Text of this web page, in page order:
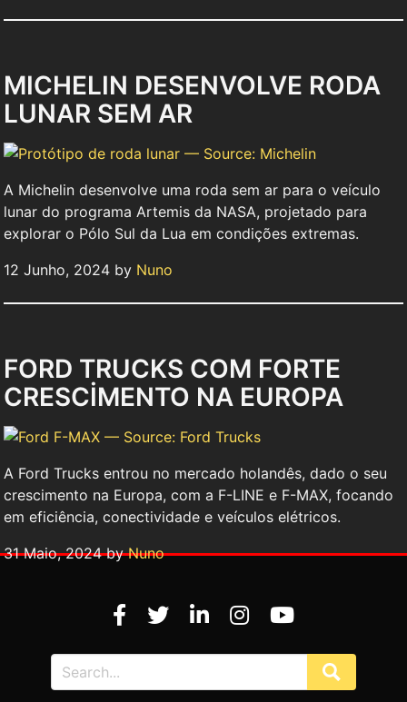
MICHELIN DESENVOLVE RODA
LUNAR SEM AR
A Michelin desenvolve uma roda sem ar para o veículo
lunar do programa Artemis da NASA, projetado para
explorar o Pólo Sul da Lua em condições extremas.
12 Junho, 2024 by Nuno
FORD TRUCKS COM FORTE
CRESCİMENTO NA EUROPA
A Ford Trucks entrou no mercado holandês, dado o seu
crescimento na Europa, com a F-LINE e F-MAX, focando
em eficiência, conectividade e veículos elétricos.
31 Maio, 2024 byNuno